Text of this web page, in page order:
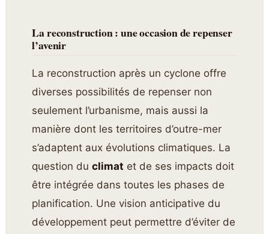
La reconstruction : une occasion de repenser
l’avenir
La reconstruction après un cyclone offre
diverses possibilités de repenser non
seulement l’urbanisme, mais aussi la
manière dont les territoires d’outre-mer
s’adaptent aux évolutions climatiques. La
question duclimat et de ses impacts doit
être intégrée dans toutes les phases de
planification. Une vision anticipative du
développement peut permettre d’éviter de